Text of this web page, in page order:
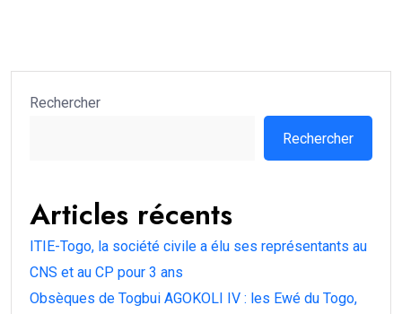
Rechercher
Rechercher
Articles récents
ITIE-Togo, la société civile a élu ses représentants au
CNS et au CP pour 3 ans
Obsèques de Togbui AGOKOLI IV : les Ewé du Togo,